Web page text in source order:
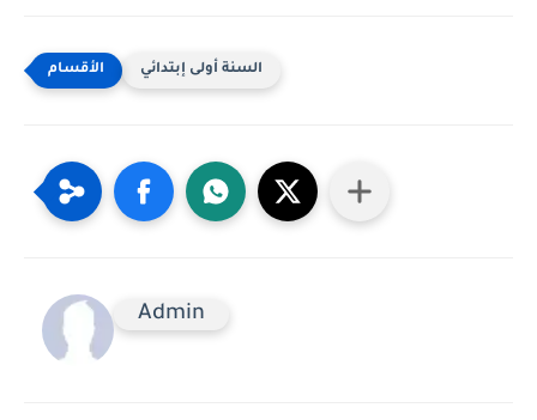
السنة أولى إبتدائي
Admin